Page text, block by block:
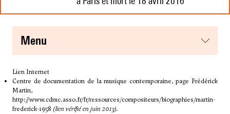
menu
Lien Internet
Centre de documentation de la musique contemporaine, page Frédérick
Martin,
http://www.cdmc.asso.fr/fr/ressources/compositeurs/biographies/martin-
frederick-1958 (lien vérifié en juin 2013).